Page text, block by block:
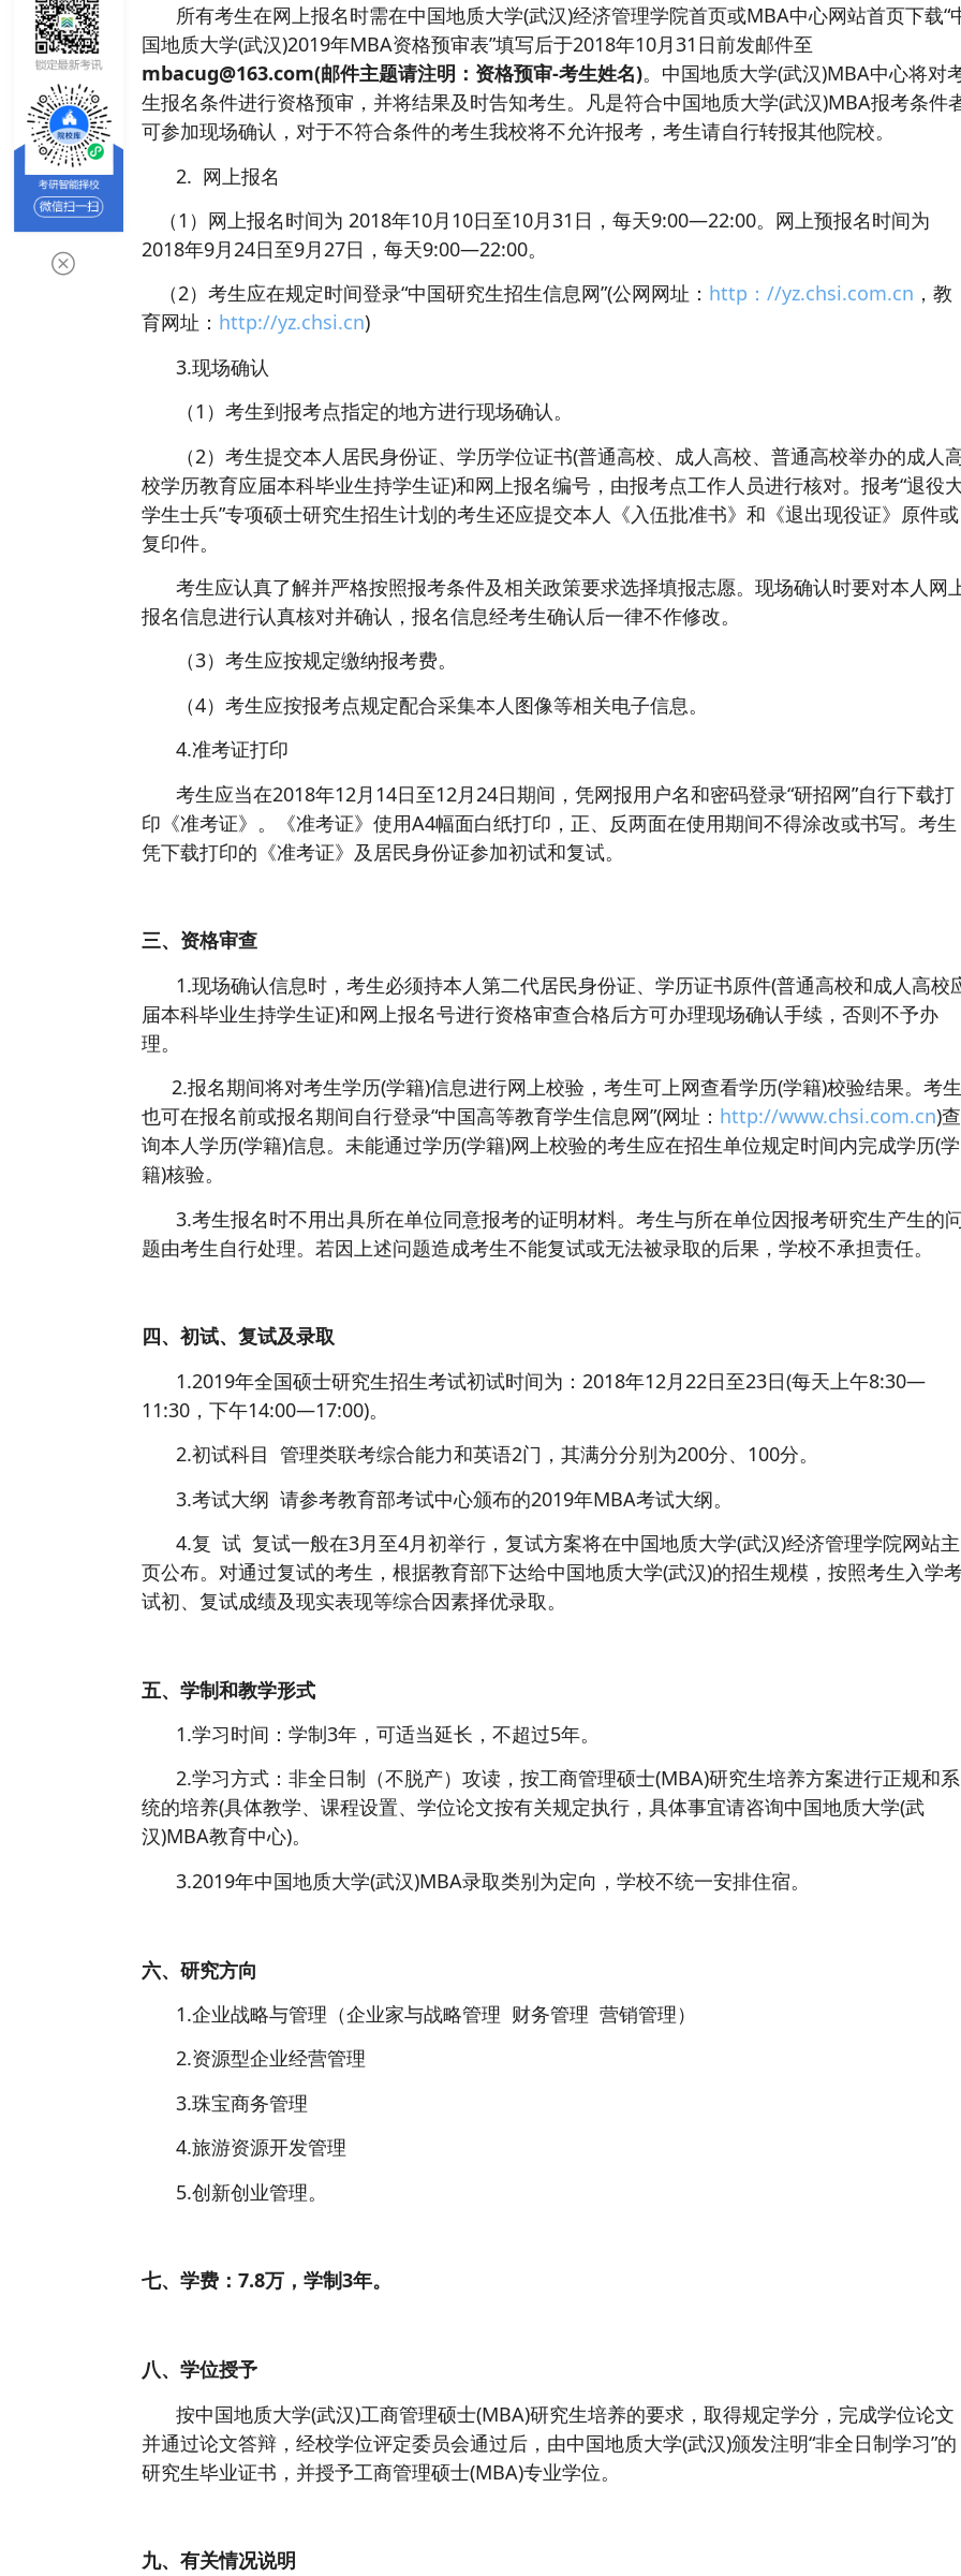
所有考生在网上报名时需在中国地质大学(武汉)经济管理学院首页或MBA中心网站首页下载“
国地质大学(武汉)2019年MBA资格预审表”填写后于2018年10月31日前发邮件至
mbacug@163.com(邮件主题请注明：资格预审-考生姓名)。中国地质大学(武汉)MBA中心将对
生报名条件进行资格预审，并将结果及时告知考生。凡是符合中国地质大学(武汉)MBA报考条件
可参加现场确认，对于不符合条件的考生我校将不允许报考，考生请自行转报其他院校。
2. 网上报名
（1）网上报名时间为 2018年10月10日至10月31日，每天9:00—22:00。网上预报名时间为
2018年9月24日至9月27日，每天9:00—22:00。
（2）考生应在规定时间登录“中国研究生招生信息网”(公网网址： http：//yz.chsi.com.cn ，教
育网址： http://yz.chsi.cn)
3.现场确认
（1）考生到报考点指定的地方进行现场确认。
（2）考生提交本人居民身份证、学历学位证书(普通高校、成人高校、普通高校举办的成人
校学历教育应届本科毕业生持学生证)和网上报名编号，由报考点工作人员进行核对。报考“退役
学生士兵”专项硕士研究生招生计划的考生还应提交本人《入伍批准书》和《退出现役证》原件或
复印件。
考生应认真了解并严格按照报考条件及相关政策要求选择填报志愿。现场确认时要对本人网
报名信息进行认真核对并确认，报名信息经考生确认后一律不作修改。
（3）考生应按规定缴纳报考费。
（4）考生应按报考点规定配合采集本人图像等相关电子信息。
4.准考证打印
考生应当在2018年12月14日至12月24日期间，凭网报用户名和密码登录“研招网”自行下载打
印《准考证》。《准考证》使用A4幅面白纸打印，正、反两面在使用期间不得涂改或书写。考生
凭下载打印的《准考证》及居民身份证参加初试和复试。
三、资格审查
1.现场确认信息时，考生必须持本人第二代居民身份证、学历证书原件(普通高校和成人高校
届本科毕业生持学生证)和网上报名号进行资格审查合格后方可办理现场确认手续，否则不予办
理。
2.报名期间将对考生学历(学籍)信息进行网上校验，考生可上网查看学历(学籍)校验结果。考生
也可在报名前或报名期间自行登录“中国高等教育学生信息网”(网址： http://www.chsi.com.cn)查
询本人学历(学籍)信息。未能通过学历(学籍)网上校验的考生应在招生单位规定时间内完成学历(学
籍)核验。
3.考生报名时不用出具所在单位同意报考的证明材料。考生与所在单位因报考研究生产生的
题由考生自行处理。若因上述问题造成考生不能复试或无法被录取的后果，学校不承担责任。
四、初试、复试及录取
1.2019年全国硕士研究生招生考试初试时间为：2018年12月22日至23日(每天上午8:30—
11:30，下午14:00—17:00)。
2.初试科目 管理类联考综合能力和英语2门，其满分分别为200分、100分。
3.考试大纲 请参考教育部考试中心颁布的2019年MBA考试大纲。
4.复 试 复试一般在3月至4月初举行，复试方案将在中国地质大学(武汉)经济管理学院网站主
页公布。对通过复试的考生，根据教育部下达给中国地质大学(武汉)的招生规模，按照考生入学
试初、复试成绩及现实表现等综合因素择优录取。
五、学制和教学形式
1.学习时间：学制3年，可适当延长，不超过5年。
2.学习方式：非全日制（不脱产）攻读，按工商管理硕士(MBA)研究生培养方案进行正规和系
统的培养(具体教学、课程设置、学位论文按有关规定执行，具体事宜请咨询中国地质大学(武
汉)MBA教育中心)。
3.2019年中国地质大学(武汉)MBA录取类别为定向，学校不统一安排住宿。
六、研究方向
1.企业战略与管理（企业家与战略管理 财务管理 营销管理）
2.资源型企业经营管理
3.珠宝商务管理
4.旅游资源开发管理
5.创新创业管理。
七、学费：7.8万，学制3年。
八、学位授予
按中国地质大学(武汉)工商管理硕士(MBA)研究生培养的要求，取得规定学分，完成学位论文
并通过论文答辩，经校学位评定委员会通过后，由中国地质大学(武汉)颁发注明“非全日制学习”的
研究生毕业证书，并授予工商管理硕士(MBA)专业学位。
九、有关情况说明